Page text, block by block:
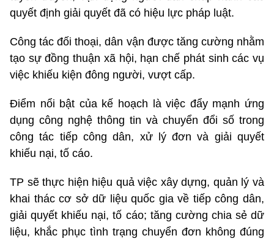
quyết định giải quyết đã có hiệu lực pháp luật.
Công tác đối thoại, dân vận được tăng cường nhằm
tạo sự đồng thuận xã hội, hạn chế phát sinh các vụ
việc khiếu kiện đông người, vượt cấp.
Điểm nổi bật của kế hoạch là việc đẩy mạnh ứng
dụng công nghệ thông tin và chuyển đổi số trong
công tác tiếp công dân, xử lý đơn và giải quyết
khiếu nại, tố cáo.
TP sẽ thực hiện hiệu quả việc xây dựng, quản lý và
khai thác cơ sở dữ liệu quốc gia về tiếp công dân,
giải quyết khiếu nại, tố cáo; tăng cường chia sẻ dữ
liệu, khắc phục tình trạng chuyển đơn không đúng